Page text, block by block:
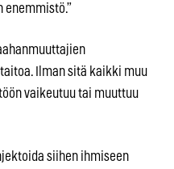
enemmistö.”
Ilman sitä kaikki muu
vaikeutuu tai muuttuu
siihen ihmiseen